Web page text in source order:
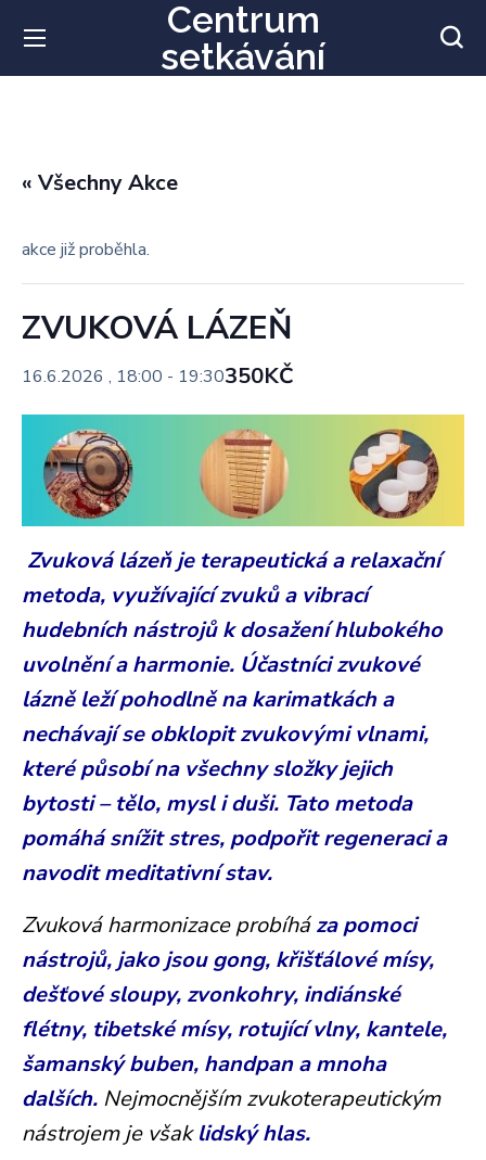
Centrum
setkávání
« Všechny Akce
akce již proběhla.
ZVUKOVÁ LÁZEŇ
16.6.2026 , 18:00 - 19:30350KČ
Zvuková lázeň je terapeutická a relaxační
metoda, využívající zvuků a vibrací
hudebních nástrojů k dosažení hlubokého
uvolnění a harmonie. Účastníci zvukové
lázně leží pohodlně na karimatkách a
nechávají se obklopit zvukovými vlnami,
které působí na všechny složky jejich
bytosti – tělo, mysl i duši. Tato metoda
pomáhá snížit stres, podpořit regeneraci a
navodit meditativní stav.
Zvuková harmonizace probíháza pomoci
nástrojů, jako jsou gong, křišťálové mísy,
dešťové sloupy, zvonkohry, indiánské
flétny, tibetské mísy, rotující vlny, kantele,
šamanský buben, handpan a mnoha
dalších. Nejmocnějším zvukoterapeutickým
nástrojem je všaklidský hlas.